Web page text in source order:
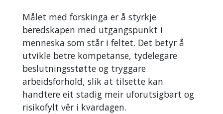
Målet med forskinga er å styrkje
beredskapen med utgangspunkt i
menneska som står i feltet. Det betyr å
utvikle betre kompetanse, tydelegare
beslutningsstøtte og tryggare
arbeidsforhold, slik at tilsette kan
handtere eit stadig meir uforutsigbart og
risikofylt vêr i kvardagen.